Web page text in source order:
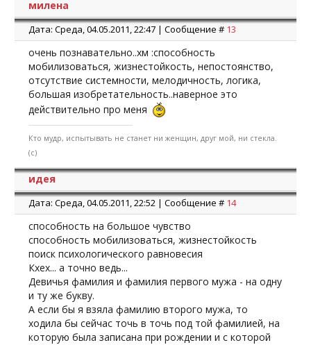
милена
Дата: Среда, 04.05.2011, 22:47 | Сообщение # 13
очень познавательно..хм :способность
мобилизоваться, жизнестойкость, непостоянство,
отсутствие системности, мелодичность, логика,
большая изобретательность..наверное это
действительно про меня
Кто мудр, испытывать не станет ни женщин, друг мой, ни стекла.
(с)
идея
Дата: Среда, 04.05.2011, 22:52 | Сообщение # 14
способность на большое чувство
способность мобилизоваться, жизнестойкость
поиск психологического равновесия
Кхех... а точно ведь...
Девичья фамилия и фамилия первого мужа - на одну
и ту же букву.
А если бы я взяла фамилию второго мужа, то
ходила бы сейчас точь в точь под той фамилией, на
которую была записана при рождении и с которой